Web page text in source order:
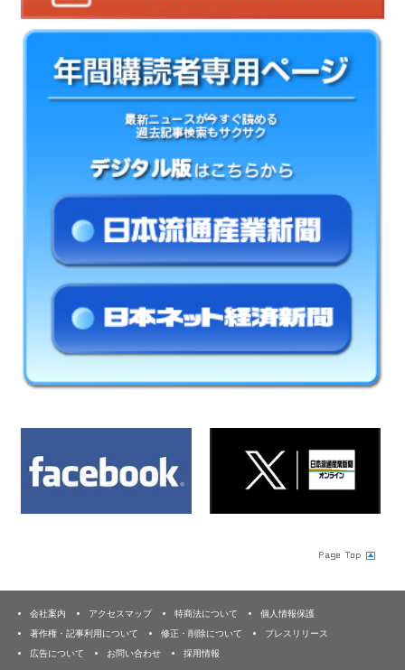
会社案内 アクセスマップ 特商法について
個人情報保護
著作権・記事利用について
修正・削除について
プレスリリース
広告について
お問い合わせ 採用情報